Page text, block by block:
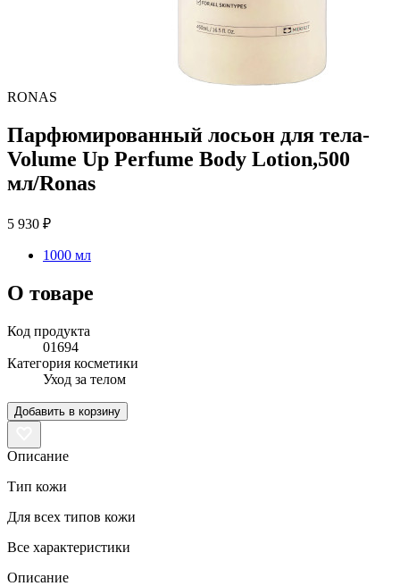
RONAS
Парфюмированный лосьон для тела-
Volume Up Perfume Body Lotion,500
мл/Ronas
5 930 ₽
1000 мл
О товаре
Код продукта
01694
Категория косметики
Уход за телом
Добавить в корзину
Описание
Тип кожи
Для всех типов кожи
Все характеристики
Описание